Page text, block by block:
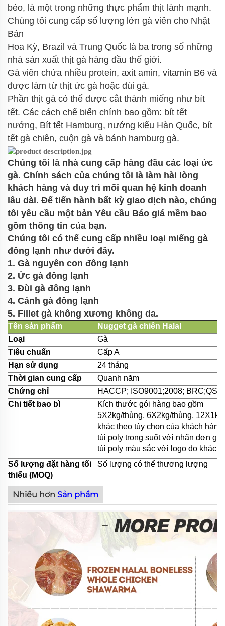
béo, là một trong những thực phẩm thịt lành mạnh.
Chúng tôi cung cấp số lượng lớn gà viên cho Nhật
Bản
Hoa Kỳ, Brazil và Trung Quốc là ba trong số những
nhà sản xuất thịt gà hàng đầu thế giới.
Gà viên chứa nhiều protein, axit amin, vitamin B6 và
được làm từ thịt ức gà hoặc đùi gà.
Phần thịt gà có thể được cắt thành miếng như bít
tết. Các cách chế biến chính bao gồm: bít tết
nướng, Bít tết Hamburg, nướng kiểu Hàn Quốc, bít
tết gà chiên, cuộn gà và bánh hamburg gà.
Chúng tôi là nhà cung cấp hàng đầu các loại ức
gà. Chính sách của chúng tôi là làm hài lòng
khách hàng và duy trì mối quan hệ kinh doanh
lâu dài. Để tiến hành bất kỳ giao dịch nào, chúng
tôi yêu cầu một bản Yêu cầu Báo giá mềm bao
gồm thông tin của bạn.
Chúng tôi có thể cung cấp nhiều loại miếng gà
đông lạnh như dưới đây.
1. Gà nguyên con đông lạnh
2. Ức gà đông lạnh
3. Đùi gà đông lạnh
4. Cánh gà đông lạnh
5. Fillet gà không xương không da.
Tên sản phẩm
Nugget gà chiên Halal
Loại
Gà
Tiêu chuẩn
Cấp A
Hạn sử dụng
24 tháng
Thời gian cung cấp
Quanh năm
Chứng chỉ
HACCP; ISO9001;2008;
Chi tiết bao bì
Kích thước gói hàng bao gồm
5X2kg/thùng, 6X2kg/thùng,
khác theo tùy chọn của khách hàng
túi poly trong suốt với nhãn đơn
túi poly màu sắc với logo do khách
Số lượng đặt hàng tối
thiểu (MOQ)
Số lượng có thể thương lượng
Nhiều hơn Sản phẩm